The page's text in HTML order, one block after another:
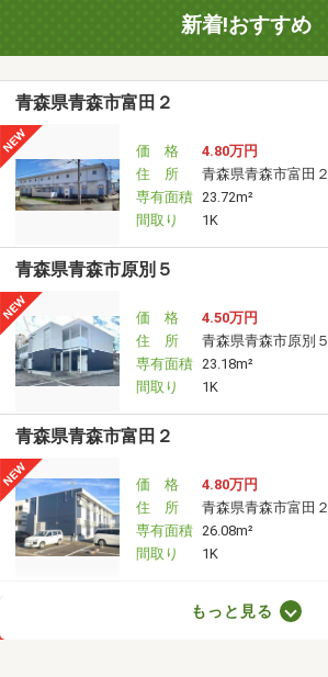
新着!おすすめ
青森県青森市富田２
価 格
4.80万円
住 所
青森県青森市富田２
専有面積 23.72m²
間取り
1K
青森県青森市原別５
価 格
4.50万円
住 所
青森県青森市原別５
専有面積 23.18m²
間取り
1K
青森県青森市富田２
価 格
4.80万円
住 所
青森県青森市富田２
専有面積 26.08m²
間取り
1K
青森県八戸市大字白銀町字三島上
もっと見る